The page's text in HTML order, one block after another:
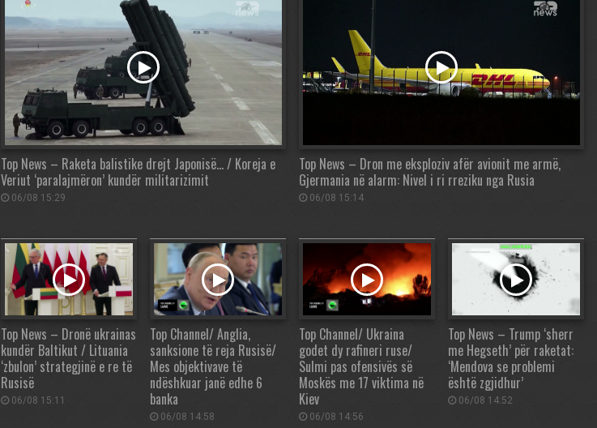
Top News – Raketa balistike drejt Japonisë… / Koreja e
Veriut ‘paralajmëron’ kundër militarizimit
06/08 15:29
Top News – Dron me eksploziv afër avionit me armë,
Gjermania në alarm: Nivel i ri rreziku nga Rusia
06/08 15:14
Top News – Dronë ukrainas
kundër Baltikut / Lituania
‘zbulon’ strategjinë e re të
Rusisë
06/08 15:11
Top Channel/ Anglia,
sanksione të reja Rusisë/
Mes objektivave të
ndëshkuar janë edhe 6
banka
06/08 14:58
Top Channel/ Ukraina
godet dy rafineri ruse/
Sulmi pas ofensivës së
Moskës me 17 viktima në
Kiev
06/08 14:56
Top News – Trump ‘sherr
me Hegseth’ për raketat:
‘Mendova se problemi
është zgjidhur’
06/08 14:52